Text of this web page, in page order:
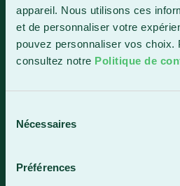
appareil. Nous utilisons ces
et de personnaliser votre
pouvez personnaliser vos choix.
consultez notre Politique de
Nécessaires
Préférences
Sainte-Marie (Québec) G6E 0R1
Horaire de la réception
Lundi-vendredi : 7 h 30 à 15 h 30
4409, rue Dollard